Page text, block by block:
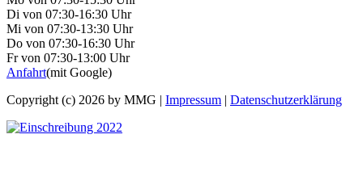
Di von 07:30-16:30 Uhr
Mi von 07:30-13:30 Uhr
Do von 07:30-16:30 Uhr
Fr von 07:30-13:00 Uhr
Anfahrt(mit Google)
Copyright (c) 2026 by MMG | Impressum | Datenschutzerklärung